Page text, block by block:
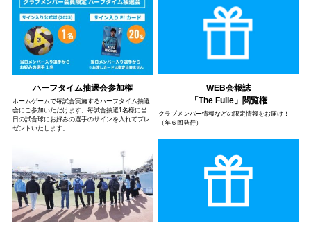
ハーフタイム抽選会参加権
ホームゲームで毎試合実施するハーフタイム抽選
会にご参加いただけます。毎試合抽選1名様に当
日の試合球にお好みの選手のサインを入れてプレ
ゼントいたします。
WEB会報誌
「The Fulie」閲覧権
クラブメンバー情報などの限定情報をお届け！
（年６回発行）